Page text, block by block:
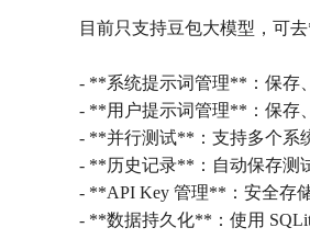
目前只支持豆包大模型，可
- **系统提示词管理**：保存
- **用户提示词管理**：保存
- **并行测试**：支持多个系
- **历史记录**：自动保存测
- **API Key 管理**：安全存
- **数据持久化**：使用